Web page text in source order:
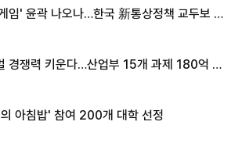
임' 윤곽 나오나…한국 新통상정책 교두보 활
경쟁력 키운다…산업부 15개 과제 180억 지
아침밥' 참여 200개 대학 선정